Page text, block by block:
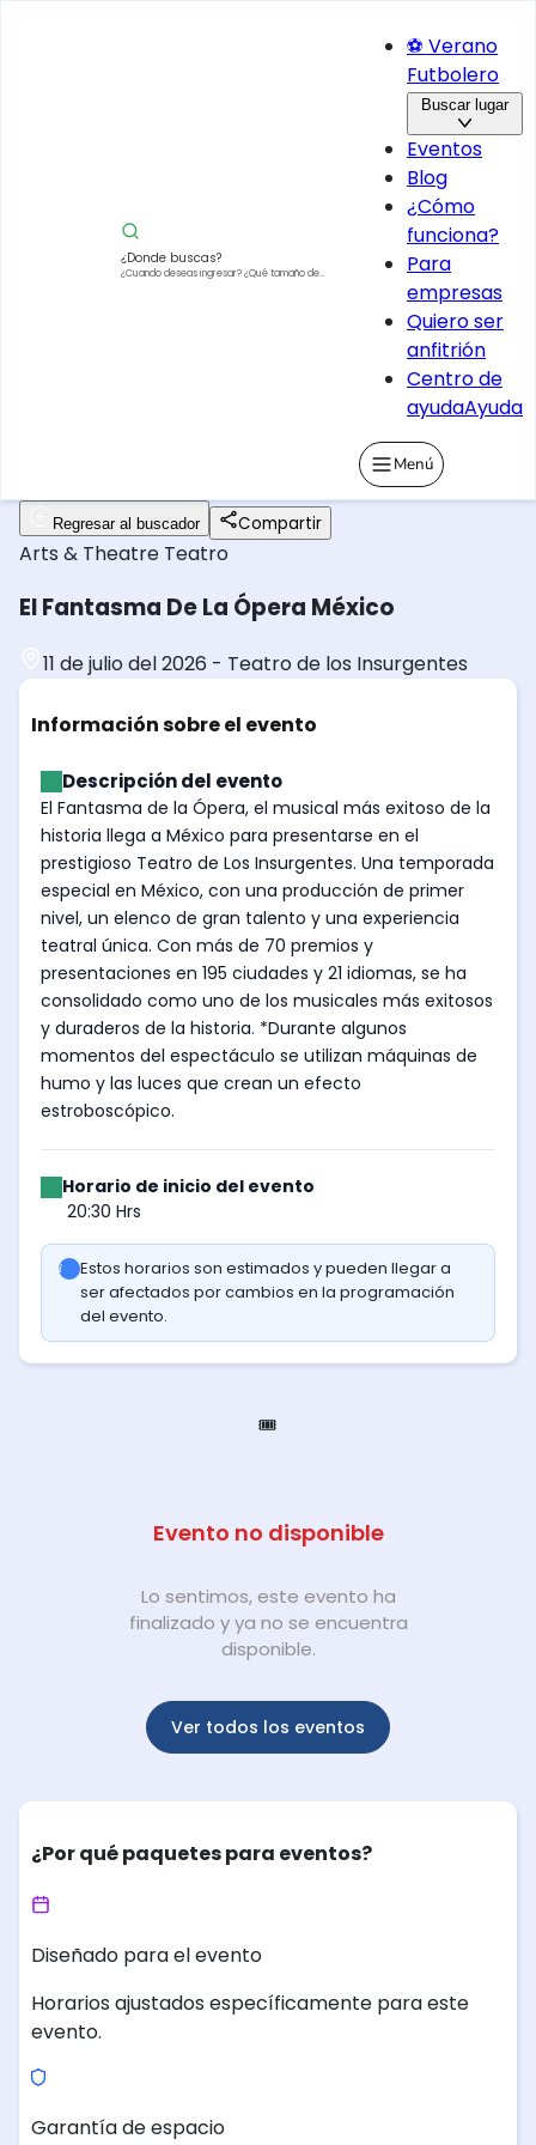
¿Donde buscas?
¿Cuando deseas ingresar?¿Qué tamaño de
⚽ Verano
Futbolero
Buscar lugar
Eventos
Blog
¿Cómo
funciona?
Para
empresas
Quiero ser
anfitrión
Centro de
ayudaAyuda
Menú
Regresar al buscador Compartir
Arts & Theatre Teatro
El Fantasma De La Ópera México
11 de julio del 2026 - Teatro de los Insurgentes
Información sobre el evento
Descripción del evento
El Fantasma de la Ópera, el musical más exitoso de la
historia llega a México para presentarse en el
prestigioso Teatro de Los Insurgentes. Una temporada
especial en México, con una producción de primer
nivel, un elenco de gran talento y una experiencia
teatral única. Con más de 70 premios y
presentaciones en 195 ciudades y 21 idiomas, se ha
consolidado como uno de los musicales más exitosos
y duraderos de la historia. *Durante algunos
momentos del espectáculo se utilizan máquinas de
humo y las luces que crean un efecto
estroboscópico.
Horario de inicio del evento
20:30 Hrs
Estos horarios son estimados y pueden llegar a
ser afectados por cambios en la programación
del evento.
🎟️
Evento no disponible
Lo sentimos, este evento ha
finalizado y ya no se encuentra
disponible.
Ver todos los eventos
¿Por qué paquetes para eventos?
Diseñado para el evento
Horarios ajustados específicamente para este
evento.
Garantía de espacio